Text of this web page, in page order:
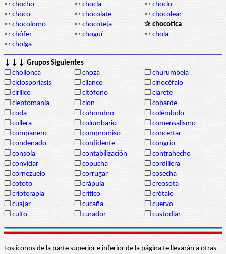
➳ chocho ➳ chocla ➳ choclo
➳ choco ➳ chocolate ➳ chocolear
➳ chocolomo ➳ chocoteja
✰ chocotica
➳ chófer ➳ chogüí ➳ chola
➳ cholga
↓↓↓ Grupos Siguientes
❒ chollonca ❒ choza ❒ churumbela
❒ ciclosporiasis ❒ cilanco ❒ cinocéfalo
❒ cirílico ❒ citófono ❒ clarete
❒ cleptomanía ❒ clon ❒ cobarde
❒ coda ❒ cohombro ❒ colémbolo
❒ collera ❒ columbario ❒ comensalismo
❒ compañero ❒ compromiso ❒ concertar
❒ condenado ❒ confidente ❒ congrio
❒ consola ❒ contabilización ❒ contrahecho
❒ convidar ❒ copucha ❒ cordillera
❒ cornezuelo ❒ corrugar ❒ cosecha
❒ cototo ❒ crápula ❒ creosota
❒ crioterapia ❒ crítico ❒ crótalo
❒ cuajar ❒ cucaña ❒ cuervo
❒ culto ❒ curador ❒ custodiar
Los iconos de la parte superior e inferior de la página te llevarán a otras